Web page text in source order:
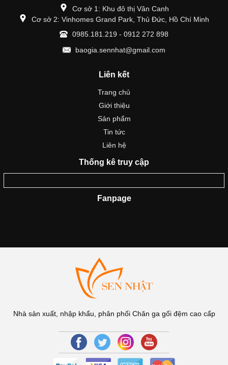
Cơ sở 1: Khu đô thị Vân Canh
Cơ sở 2: Vinhomes Grand Park, Thủ Đức, Hồ Chí Minh
0985.181.219 - 0912 272 898
baogia.sennhat@gmail.com
Liên kết
Trang chủ
Giới thiệu
Sản phẩm
Tin tức
Liên hệ
Thống kê truy cập
Fanpage
Nhà sản xuất, nhập khẩu, phân phối Chăn ga gối đệm cao cấp